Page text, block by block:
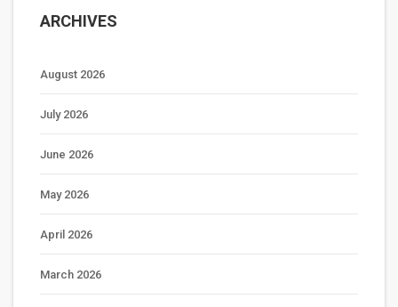
ARCHIVES
August 2026
July 2026
June 2026
May 2026
April 2026
March 2026